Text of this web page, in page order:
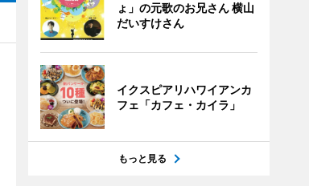
ょ」の元歌のお兄さん 横山
だいすけさん
イクスピアリハワイアンカ
フェ「カフェ・カイラ」
もっと見る